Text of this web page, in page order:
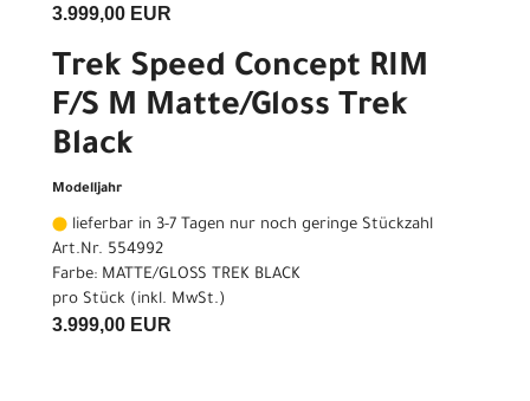
3.999,00 EUR
Trek Speed Concept RIM
F/S M Matte/Gloss Trek
Black
Modelljahr
lieferbar in 3-7 Tagen nur noch geringe Stückzahl
Art.Nr. 554992
Farbe: MATTE/GLOSS TREK BLACK
pro Stück (inkl. MwSt.)
3.999,00 EUR